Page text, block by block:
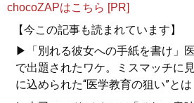
chocoZAPはこちら [PR]
【今この記事も読まれています】
▶「別れる彼女への手紙を書け」
で出題されたワケ。ミスマッチに
に込められた“医学教育の狙い”とは